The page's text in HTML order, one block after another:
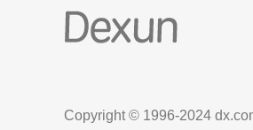
Copyright © 1996-2024